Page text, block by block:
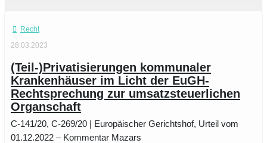
Recht
28.03.2023
(Teil-)Privatisierungen kommunaler
Krankenhäuser im Licht der EuGH-
Rechtsprechung zur umsatzsteuerlichen
Organschaft
C-141/20, C-269/20 | Europäischer Gerichtshof, Urteil vom
01.12.2022 – Kommentar Mazars